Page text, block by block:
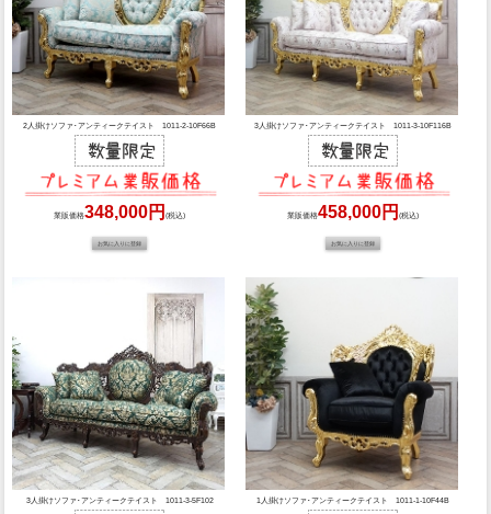
2人掛けソファ･アンティークテイスト 1011-2-10F66B
業販価格348,000円(税込)
3人掛けソファ･アンティークテイスト 1011-3-10F116B
業販価格458,000円 (税込)
3人掛けソファ･アンティークテイスト 1011-3-5F102 1人掛けソファ･アンティークテイスト 1011-1-10F44B